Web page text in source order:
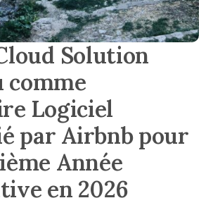
Solution
comme
Logiciel
par Airbnb pour
Année
en 2026